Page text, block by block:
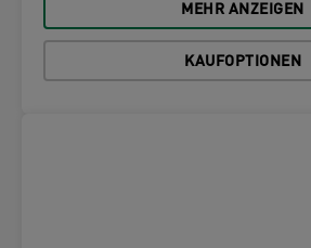
MEHR ANZEIGEN
KAUFOPTIONEN